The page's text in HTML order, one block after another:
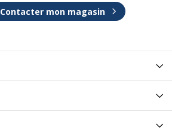
Contacter mon magasin